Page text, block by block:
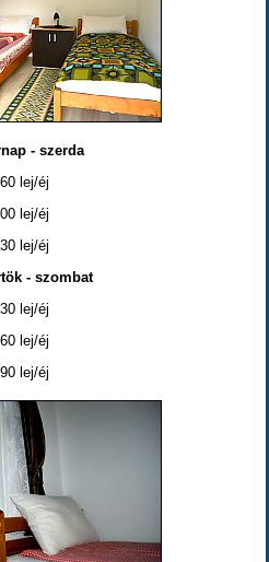
- szerda
lej/éj
lej/éj
lej/éj
- szombat
lej/éj
lej/éj
lej/éj